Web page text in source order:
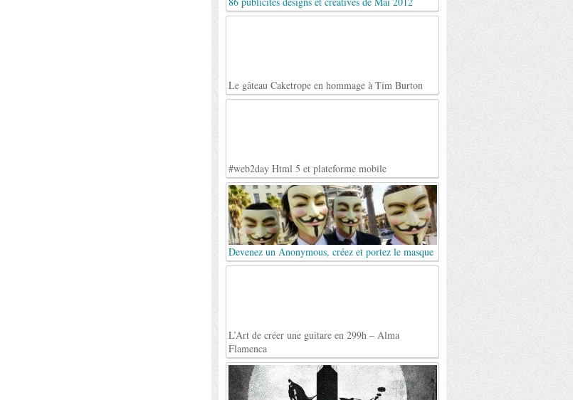
Le gâteau Caketrope en hommage à Tim Burton
#web2day Html 5 et plateforme mobile
Devenez un Anonymous, créez et portez le masque
L’Art de créer une guitare en 299h – Alma
Flamenca